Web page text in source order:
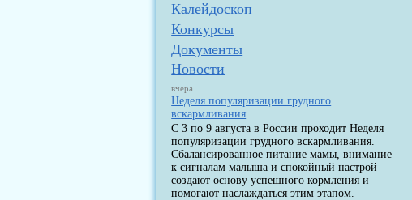
Калейдоскоп
Конкурсы
Документы
Новости
вчера
Неделя популяризации грудного
вскармливания
С 3 по 9 августа в России проходит Неделя
популяризации грудного вскармливания.
Сбалансированное питание мамы, внимание
к сигналам малыша и спокойный настрой
создают основу успешного кормления и
помогают наслаждаться этим этапом.